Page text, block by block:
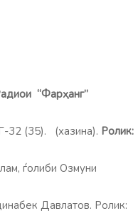
“Фарҳанг”
32 (35). (хазина). Ролик:
ѓолиби Озмуни
Давлатов. Ролик: